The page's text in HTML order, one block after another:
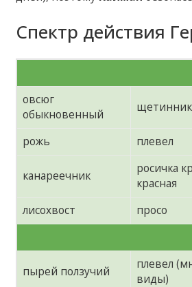
Спектр действия
овсюг
обыкновенный
рожь плевел
канареечник
росичка
красная
лисохвост просо
пырей ползучий
плевел
виды)